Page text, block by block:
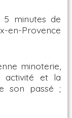
minutes de
en-Provence
minoterie,
activité et la
son passé ;